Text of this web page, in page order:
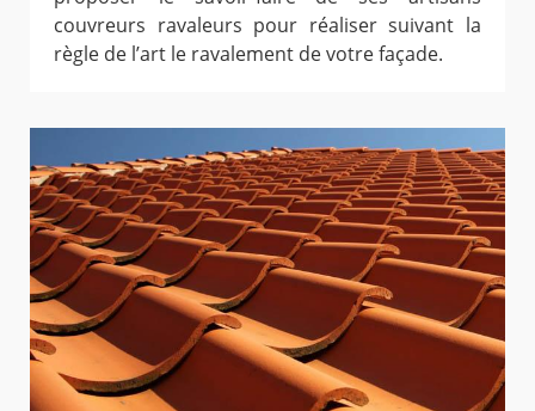
couvreurs ravaleurs pour réaliser suivant la
règle de l’art le ravalement de votre façade.